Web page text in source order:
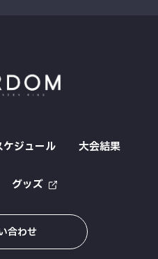
ケジュール 大会結果
グッズ
合わせ